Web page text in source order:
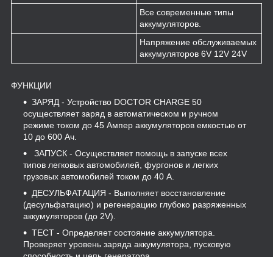
Все современные типы
аккумуляторов.
Напряжение обслуживаемых
аккумуляторов 6V 12V 24V
ФУНКЦИИ
ЗАРЯД - Устройство DOCTOR CHARGE 50
осуществляет заряд в автоматическом и ручном
режиме током до 45 Ампер аккумуляторов емкостью от
10 до 600 Ач.
ЗАПУСК - Осуществляет помощь в запуске всех
типов легковых автомобилей, фургонов и легких
грузовых автомобилей током до 40 А.
ДЕСУЛЬФАТАЦИЯ - Выполняет восстановление
(десульфатацию) и регенерацию глубоко разряженных
аккумуляторов (до 2V).
ТЕСТ - Определяет состояние аккумулятора.
Проверяет уровень заряда аккумулятора, пусковую